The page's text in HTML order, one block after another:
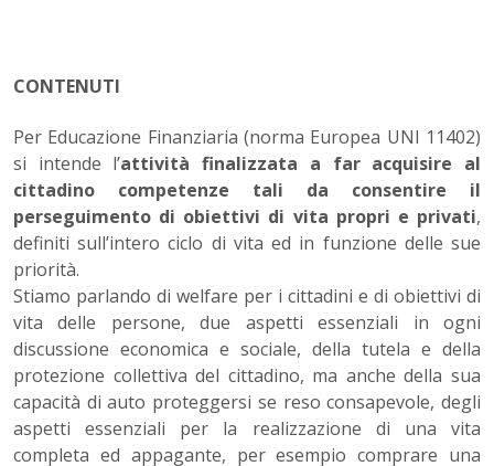
CONTENUTI
Per Educazione Finanziaria (norma Europea UNI 11402)
si intende l’attività finalizzata a far acquisire al
cittadino competenze tali da consentire il
perseguimento di obiettivi di vita propri e privati,
definiti sull’intero ciclo di vita ed in funzione delle sue
priorità.
Stiamo parlando di welfare per i cittadini e di obiettivi di
vita delle persone, due aspetti essenziali in ogni
discussione economica e sociale, della tutela e della
protezione collettiva del cittadino, ma anche della sua
capacità di auto proteggersi se reso consapevole, degli
aspetti essenziali per la realizzazione di una vita
completa ed appagante, per esempio comprare una